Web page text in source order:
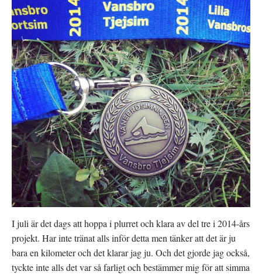
I juli är det dags att hoppa i plurret och klara av del tre i 2014-års
projekt. Har inte tränat alls inför detta men tänker att det är ju
bara en kilometer och det klarar jag ju. Och det gjorde jag också,
tyckte inte alls det var så farligt och bestämmer mig för att simma